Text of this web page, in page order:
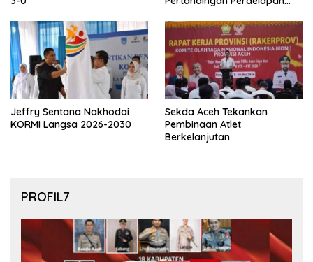
Jeffry Sentana Nakhodai
KORMI Langsa 2026-2030
Sekda Aceh Tekankan
Pembinaan Atlet
Berkelanjutan
PROFIL7